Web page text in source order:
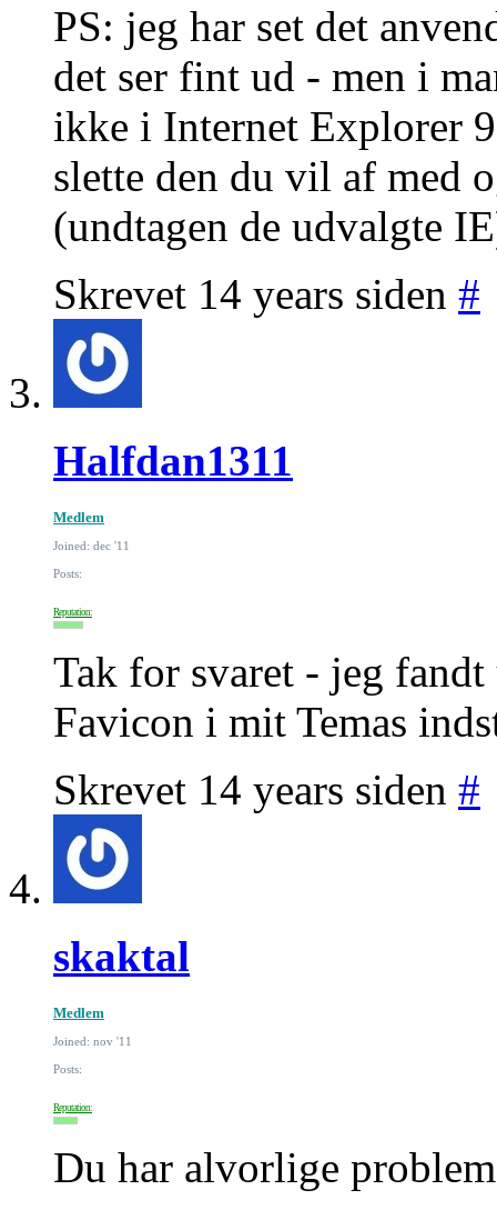
PS: jeg har set det
det ser fint ud - men i
ikke i Internet Explorer
slette den du vil af med
(undtagen de udvalgte
Skrevet 14 years siden #
Halfdan1311
Medlem
Joined: dec '11
Posts:
Reputation:
Tak for svaret - jeg
Favicon i mit Temas
Skrevet 14 years siden #
skaktal
Medlem
Joined: nov '11
Posts:
Reputation:
Du har alvorlige